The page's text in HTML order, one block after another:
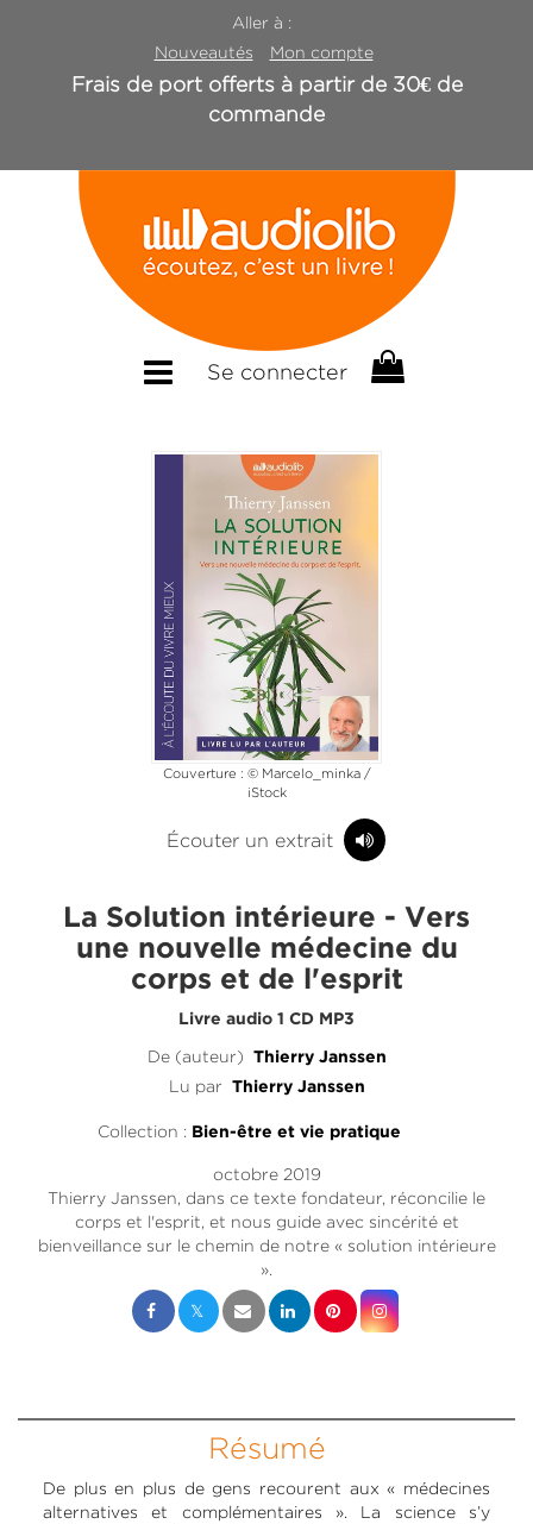
Aller à :
Nouveautés
Mon compte
Frais de port offerts à partir de 30€ de
commande
Se connecter
Couverture : © Marcelo_minka /
iStock
Écouter un extrait
La Solution intérieure - Vers
une nouvelle médecine du
corps et de l'esprit
Livre audio 1 CD MP3
De (auteur) Thierry Janssen
Lu par Thierry Janssen
Collection : Bien-être et vie pratique
octobre 2019
Thierry Janssen, dans ce texte fondateur, réconcilie le
corps et l'esprit, et nous guide avec sincérité et
bienveillance sur le chemin de notre « solution intérieure
».
Résumé
De plus en plus de gens recourent aux « médecines
alternatives et complémentaires ». La science s’y